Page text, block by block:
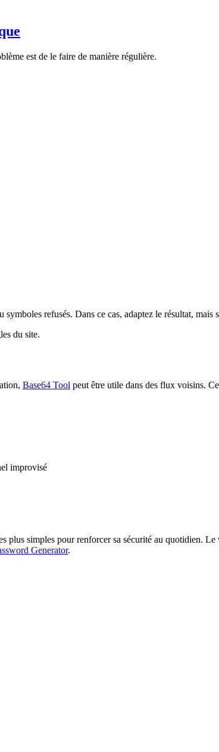
est de le faire de manière régulière.
refusés. Dans ce cas, adaptez le résultat, mais
du site.
Base64 Tool peut être utile dans des flux voisins.
improvisé
plus simples pour renforcer sa sécurité au quotidien.
Generator.